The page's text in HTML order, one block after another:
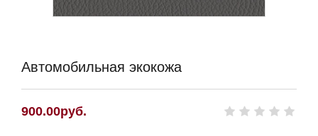
Автомобильная экокожа
900.00руб.